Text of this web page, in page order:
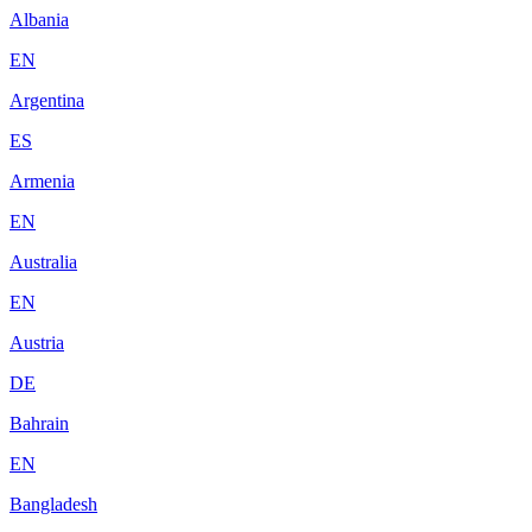
Albania
EN
Argentina
ES
Armenia
EN
Australia
EN
Austria
DE
Bahrain
EN
Bangladesh